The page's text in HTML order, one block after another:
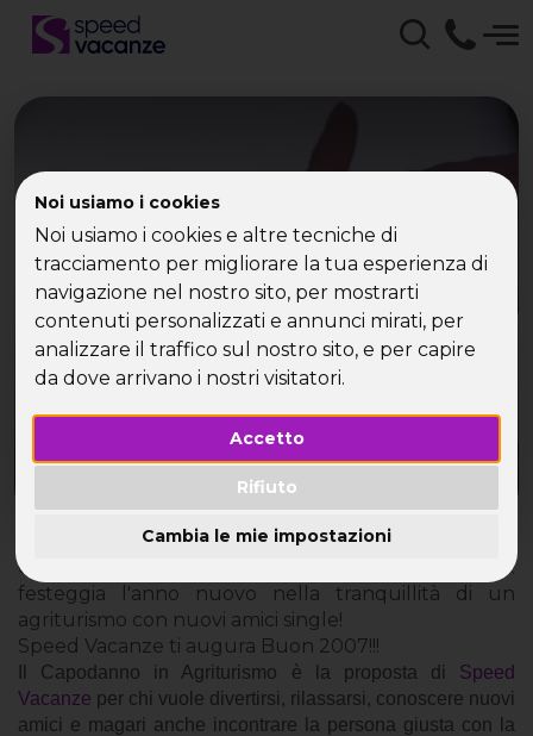
Noi usiamo i cookies
Noi usiamo i cookies e altre tecniche di
tracciamento per migliorare la tua esperienza di
navigazione nel nostro sito, per mostrarti
contenuti personalizzati e annunci mirati, per
analizzare il traffico sul nostro sito, e per capire
da dove arrivano i nostri visitatori.
Accetto
Rifiuto
Cambia le mie impostazioni
Capodanno Agriturismo
con Speed Vacanze -
Offerta Capodanno
2007
Speed Vacanze ti augura Buon 2007!!!
Capodanno Agriturismo con Speed Vacanze:
festeggia l'anno nuovo nella tranquillità di un
agriturismo con nuovi amici single!
Speed Vacanze ti augura Buon 2007!!!
Il Capodanno in Agriturismo è la proposta di Speed
Vacanze per chi vuole divertirsi, rilassarsi, conoscere nuovi
amici e magari anche incontrare la persona giusta con la